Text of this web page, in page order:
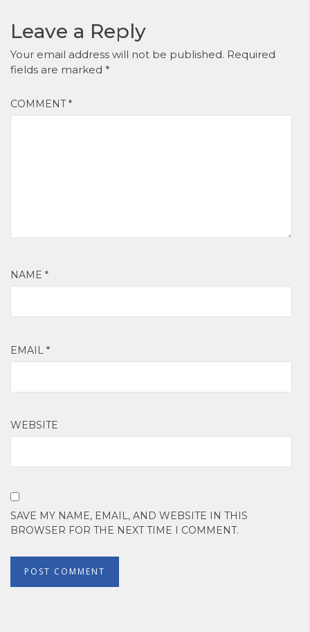
Leave a Reply
Your email address will not be published. Required
fields are marked *
COMMENT*
NAME *
EMAIL *
WEBSITE
SAVE MY NAME, EMAIL, AND WEBSITE IN THIS
BROWSER FOR THE NEXT TIME I COMMENT.